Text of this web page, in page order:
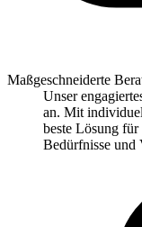
Maßgeschneiderte
Unser
an. Mit
beste Lösung
Bedürfnisse und